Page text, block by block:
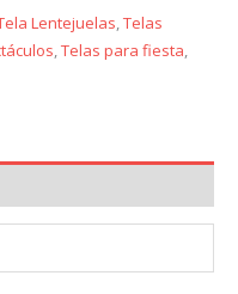
Lentejuelas,Telas
,Telas para fiesta,